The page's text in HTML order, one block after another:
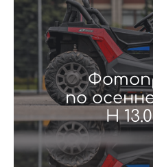
по
Н